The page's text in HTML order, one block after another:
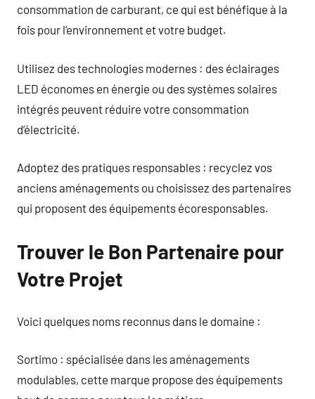
consommation de carburant, ce qui est bénéfique à la
fois pour l’environnement et votre budget.
Utilisez des technologies modernes : des éclairages
LED économes en énergie ou des systèmes solaires
intégrés peuvent réduire votre consommation
d’électricité.
Adoptez des pratiques responsables : recyclez vos
anciens aménagements ou choisissez des partenaires
qui proposent des équipements écoresponsables.
Trouver le Bon Partenaire pour
Votre Projet
Voici quelques noms reconnus dans le domaine :
Sortimo : spécialisée dans les aménagements
modulables, cette marque propose des équipements